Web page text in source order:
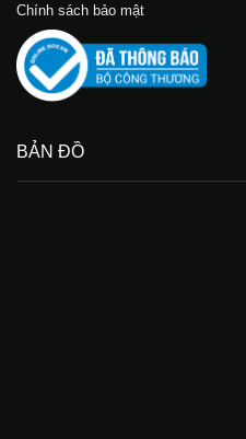
Chính sách bảo mật
BẢN ĐỒ